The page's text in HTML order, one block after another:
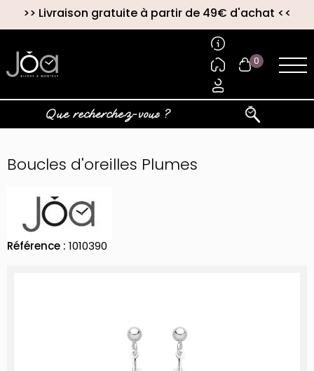
>> Livraison gratuite à partir de 49€ d'achat <<
0
Boucles d'oreilles Plumes
Référence : 1010390